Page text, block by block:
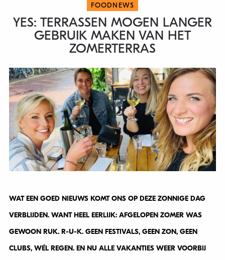
FOODNEWS
YES: TERRASSEN MOGEN LANGER
GEBRUIK MAKEN VAN HET
ZOMERTERRAS
WAT EEN GOED NIEUWS KOMT ONS OP DEZE ZONNIGE DAG
VERBLIJDEN. WANT HEEL EERLIJK: AFGELOPEN ZOMER WAS
GEWOON RUK. R-U-K. GEEN FESTIVALS, GEEN ZON, GEEN
CLUBS, WÉL REGEN. EN NU ALLE VAKANTIES WEER VOORBIJ